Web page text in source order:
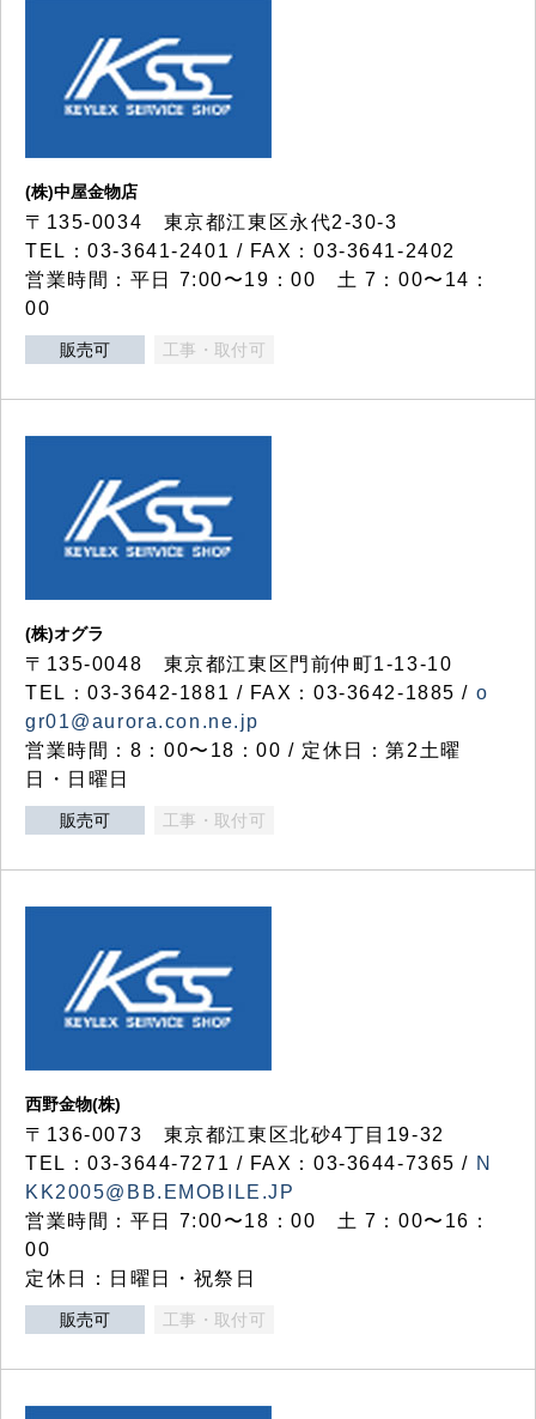
(株)中屋金物店
〒135-0034 東京都江東区永代2-30-3
TEL：03-3641-2401 / FAX：03-3641-2402
営業時間：平日 7:00〜19：00 土 7：00〜14：
00
販売可 工事・取付可
(株)オグラ
〒135-0048 東京都江東区門前仲町1-13-10
TEL：03-3642-1881 / FAX：03-3642-1885 / o
gr01@aurora.con.ne.jp
営業時間：8：00〜18：00 / 定休日：第2土曜
日・日曜日
販売可 工事・取付可
西野金物(株)
〒136-0073 東京都江東区北砂4丁目19-32
TEL：03‐3644‐7271 / FAX：03-3644-7365 / N
KK2005@BB.EMOBILE.JP
営業時間：平日 7:00〜18：00 土 7：00〜16：
00
定休日：日曜日・祝祭日
販売可 工事・取付可